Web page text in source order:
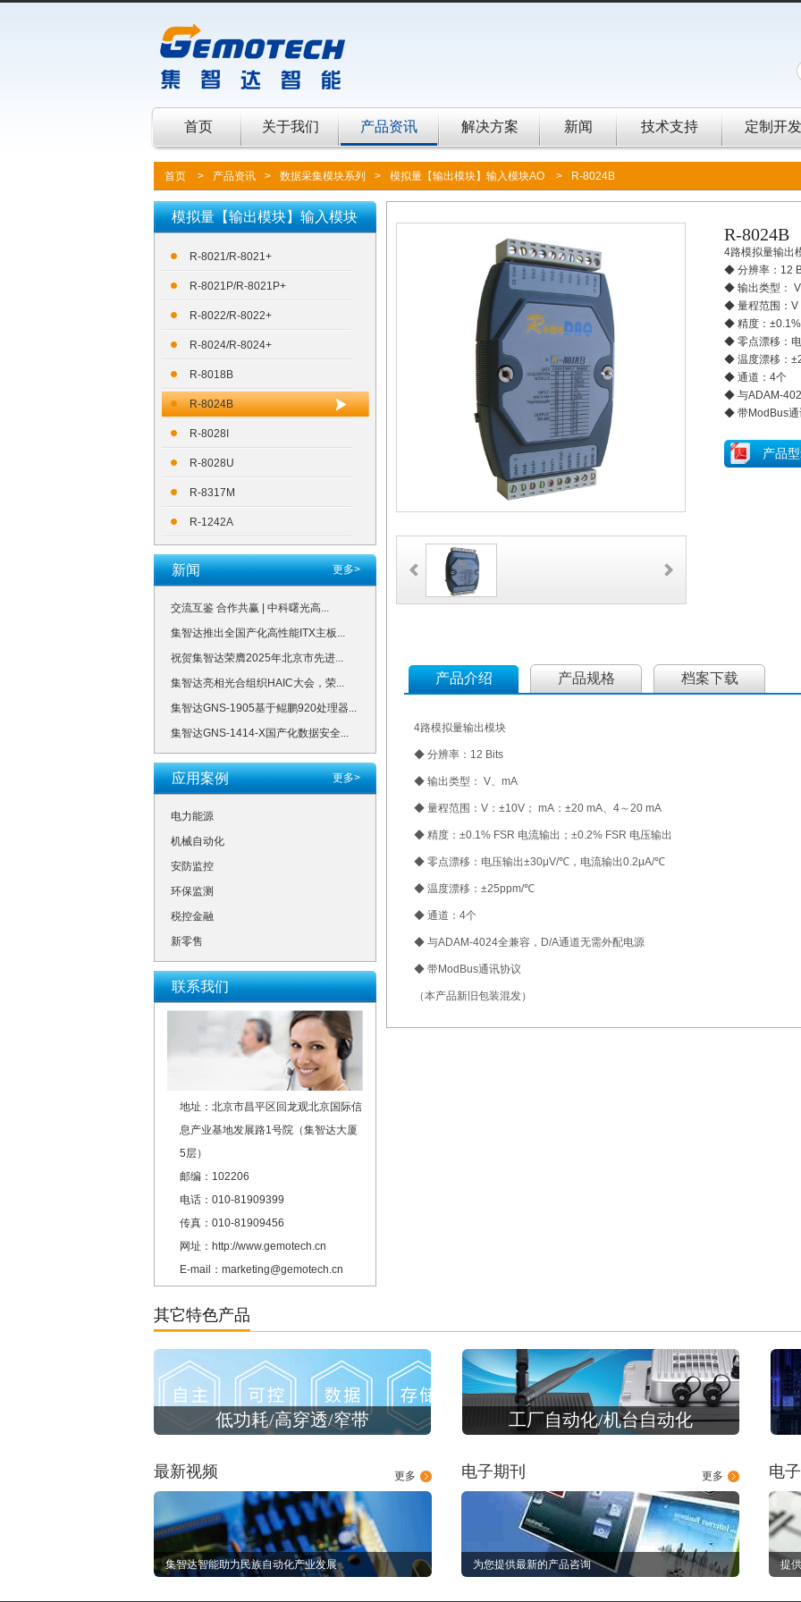
首页 关于我们 产品资讯 解决方案 新闻 技术支持 定制开发
首页 > 产品资讯 > 数据采集模块系列 > 模拟量【输出模块】输入模块AO > R-8024B
模拟量【输出模块】输入模块
R-8021/R-8021+
R-8021P/R-8021P+
R-8022/R-8022+
R-8024/R-8024+
R-8018B
R-8024B
R-8028I
R-8028U
R-8317M
R-1242A
更多>
新闻
交流互鉴 合作共赢 | 中科曙光高...
集智达推出全国产化高性能ITX主板...
祝贺集智达荣膺2025年北京市先进...
集智达亮相光合组织HAIC大会，荣...
集智达GNS-1905基于鲲鹏920处理器...
集智达GNS-1414-X国产化数据安全...
更多>
应用案例
电力能源
机械自动化
安防监控
环保监测
税控金融
新零售
联系我们
地址：北京市昌平区回龙观北京国际信
息产业基地发展路1号院（集智达大厦
5层）
邮编：102206
电话：010-81909399
传真：010-81909456
网址：http://www.gemotech.cn
E-mail：marketing@gemotech.cn
R-8024B
4路模拟量输出
◆ 分辨率：12
◆ 输出类型：
◆ 量程范围：V
◆ 精度：±0.1%
◆ 零点漂移：
◆ 温度漂移：
◆ 通道：4个
◆ 与ADAM-
◆ 带ModBus通
产品
产品介绍 产品规格 档案下载
4路模拟量输出模块
◆ 分辨率：12 Bits
◆ 输出类型： V、mA
◆ 量程范围：V：±10V； mA：±20 mA、4～20 mA
◆ 精度：±0.1% FSR 电流输出；±0.2% FSR 电压输出
◆ 零点漂移：电压输出±30μV/℃，电流输出0.2μA/℃
◆ 温度漂移：±25ppm/℃
◆ 通道：4个
◆ 与ADAM-4024全兼容，D/A通道无需外配电源
◆ 带ModBus通讯协议
（本产品新旧包装混发）
其它特色产品
低功耗/高穿透/窄带 工厂自动化/机台自动化
更多
最新视频
集智达智能助力民族自动化产业发展
更多
电子期刊
为您提供最新的产品咨询
电
提